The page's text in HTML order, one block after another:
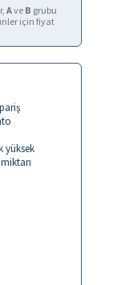
Ave B grubu
için fiyat
yüksek